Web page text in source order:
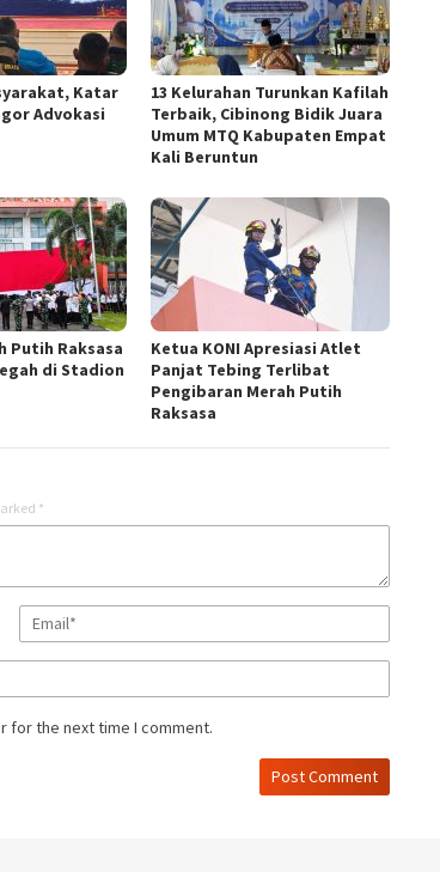
Katar
Advokasi
13 Kelurahan Turunkan Kafilah
Terbaik, Cibinong Bidik Juara
Umum MTQ Kabupaten Empat
Kali Beruntun
Putih Raksasa
di Stadion
Ketua KONI Apresiasi Atlet
Panjat Tebing Terlibat
Pengibaran Merah Putih
Raksasa
*
for the next time I comment.